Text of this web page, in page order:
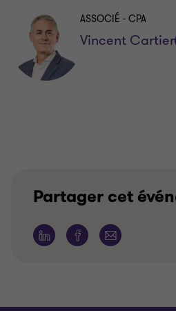
Vincent Cartier
ASSOCIÉ - CPA
Partager cet